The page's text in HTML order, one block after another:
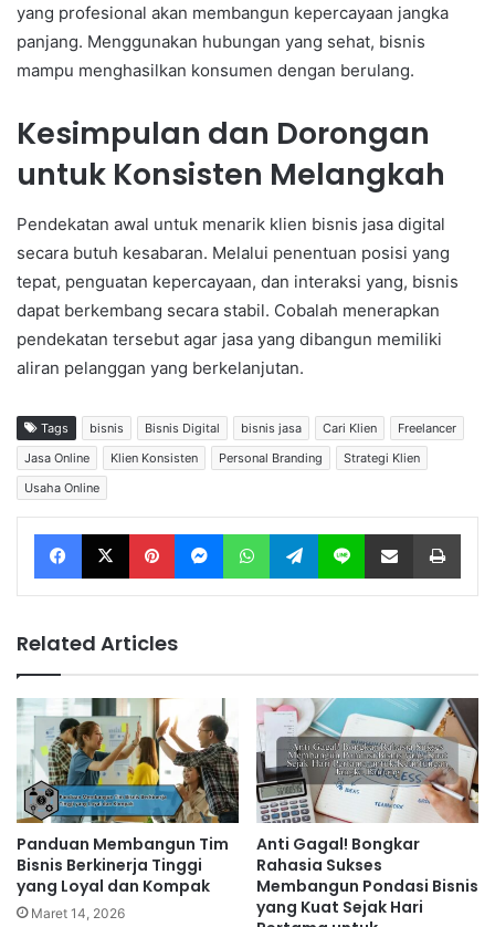
yang profesional akan membangun kepercayaan jangka
panjang. Menggunakan hubungan yang sehat, bisnis
mampu menghasilkan konsumen dengan berulang.
Kesimpulan dan Dorongan
untuk Konsisten Melangkah
Pendekatan awal untuk menarik klien bisnis jasa digital
secara butuh kesabaran. Melalui penentuan posisi yang
tepat, penguatan kepercayaan, dan interaksi yang, bisnis
dapat berkembang secara stabil. Cobalah menerapkan
pendekatan tersebut agar jasa yang dibangun memiliki
aliran pelanggan yang berkelanjutan.
Tags bisnis Bisnis Digital bisnis jasa Cari Klien
Freelancer
Jasa Online
Klien Konsisten Personal Branding
Strategi Klien
Usaha Online
Facebook X Pinterest Messenger WhatsApp Telegram Line Share via Email
Related Articles
Panduan Membangun Tim
Bisnis Berkinerja Tinggi
yang Loyal dan Kompak
Maret 14, 2026
Anti Gagal! Bongkar
Rahasia Sukses
Membangun Pondasi Bisnis
yang Kuat Sejak Hari